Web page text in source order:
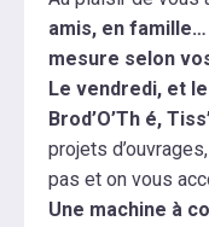
amis, en famille…
mesure selon
Le vendredi, et
Brod’O’Th é,
projets
pas et on vous
Une machine à